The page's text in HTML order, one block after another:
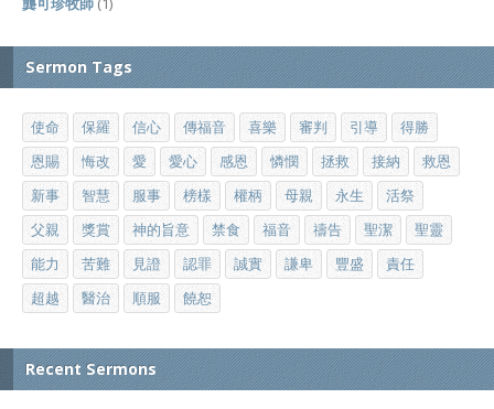
Sermon Tags
使命 保羅 信心 傳福音 喜樂 審判 引導
得勝
恩賜
悔改 愛 愛心 感恩 憐憫 拯救 接納
救恩
新事
智慧 服事 榜樣 權柄 母親 永生
活祭
父親
獎賞 神的旨意 禁食 福音 禱告 聖潔
聖靈
能力
苦難 見證 認罪 誠實 謙卑 豐盛
責任
超越
醫治 順服 饒恕
Recent Sermons